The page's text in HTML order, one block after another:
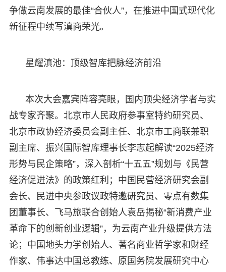
争做云南发展的最佳“合伙人”，在推进中国式现代化
新征程中续写滇商荣光。
星耀滇池：顶级智库把脉经济前沿
本次大会嘉宾阵容亮眼，国内顶尖经济学者与实
战专家齐聚。北京市人民政府参事室特约研究员、
北京市政协经济委员会副主任、北京市工商联兼职
副主席、振兴国际智库理事长李志起解读“2025经济
形势与民企策略”，深入剖析“十五五”规划与《民营
经济促进法》的政策红利；中国民营经济研究会副
会长、民进中央参政议政特邀研究员、零点有数集
团董事长、飞马旅联合创始人袁岳揭秘“新消费产业
革命下的创新创业逻辑”，为云南产业升级提供方法
论；中国地头力学创始人、著名商业哲学家和财经
作家、伟事达中国总教练、原国务院发展研究中心